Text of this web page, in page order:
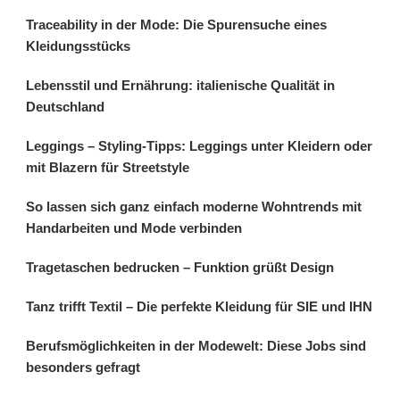
Traceability in der Mode: Die Spurensuche eines
Kleidungsstücks
Lebensstil und Ernährung: italienische Qualität in
Deutschland
Leggings – Styling-Tipps: Leggings unter Kleidern oder
mit Blazern für Streetstyle
So lassen sich ganz einfach moderne Wohntrends mit
Handarbeiten und Mode verbinden
Tragetaschen bedrucken – Funktion grüßt Design
Tanz trifft Textil – Die perfekte Kleidung für SIE und IHN
Berufsmöglichkeiten in der Modewelt: Diese Jobs sind
besonders gefragt